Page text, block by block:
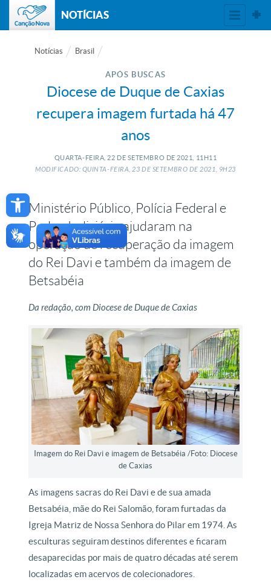
Open toolbar
NOTÍCIAS
Notícias Brasil
APÓS BUSCAS
Diocese de Duque de Caxias
recupera imagem furtada há 47
anos
QUARTA-FEIRA, 22 DE SETEMBRO DE 2021, 11H11
MODIFICADO: QUINTA-FEIRA, 23 DE SETEMBRO DE2021, 9H23
Ministério Público, Polícia Federal e
Poder Judiciário ajudaram na
operação de recuperação da imagem
do Rei Davi e também da imagem de
Betsabéia
Da redação, com Diocese de Duque de Caxias
Imagem do Rei Davi e imagem de Betsabéia /Foto: Diocese
de Caxias
As imagens sacras do Rei Davi e de sua amada
Betsabéia, mãe do Rei Salomão, foram furtadas da
Igreja Matriz de Nossa Senhora do Pilar em 1974. As
esculturas seguiram destinos diferentes e ficaram
desaparecidas por mais de quatro décadas até serem
localizadas em acervos de colecionadores.